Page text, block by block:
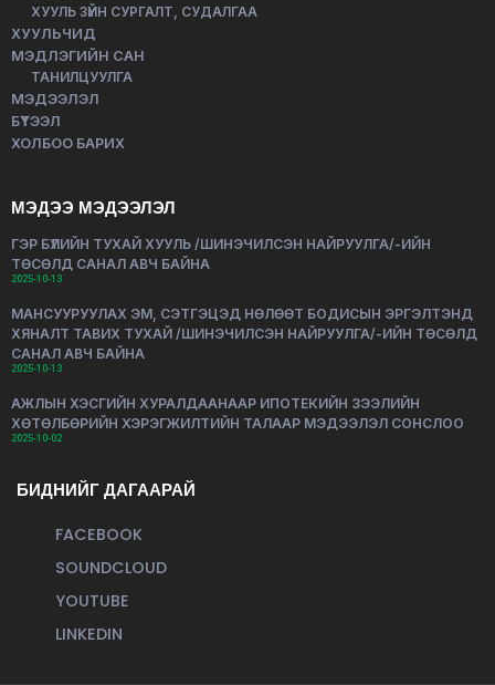
ХУУЛЬ ЗҮЙН СУРГАЛТ, СУДАЛГАА
ХУУЛЬЧИД
МЭДЛЭГИЙН САН
ТАНИЛЦУУЛГА
МЭДЭЭЛЭЛ
БҮТЭЭЛ
ХОЛБОО БАРИХ
МЭДЭЭ МЭДЭЭЛЭЛ
ГЭР БҮЛИЙН ТУХАЙ ХУУЛЬ /ШИНЭЧИЛСЭН НАЙРУУЛГА/-ИЙН
ТӨСӨЛД САНАЛ АВЧ БАЙНА
2025-10-13
МАНСУУРУУЛАХ ЭМ, СЭТГЭЦЭД НӨЛӨӨТ БОДИСЫН ЭРГЭЛТЭНД
ХЯНАЛТ ТАВИХ ТУХАЙ /ШИНЭЧИЛСЭН НАЙРУУЛГА/-ИЙН ТӨСӨЛД
САНАЛ АВЧ БАЙНА
2025-10-13
АЖЛЫН ХЭСГИЙН ХУРАЛДААНААР ИПОТЕКИЙН ЗЭЭЛИЙН
ХӨТӨЛБӨРИЙН ХЭРЭГЖИЛТИЙН ТАЛААР МЭДЭЭЛЭЛ СОНСЛОО
2025-10-02
БИДНИЙГ ДАГААРАЙ
FACEBOOK
SOUNDCLOUD
YOUTUBE
LINKEDIN